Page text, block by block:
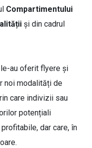
Compartimentului
și din cadrul
au oferit flyere și
noi modalități de
care indivizii sau
potențiali
dar care, în